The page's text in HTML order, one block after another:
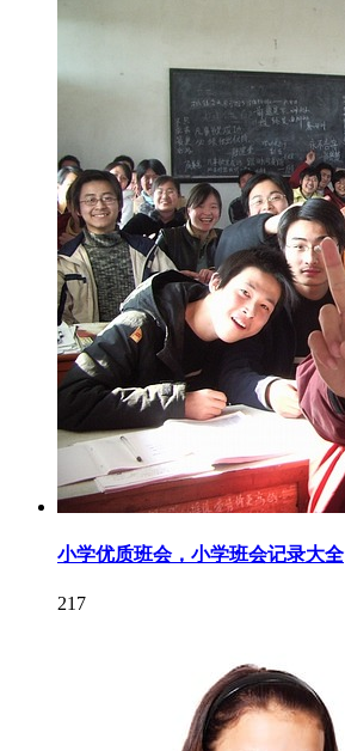
小学优质班会，小学班会记录大全
217